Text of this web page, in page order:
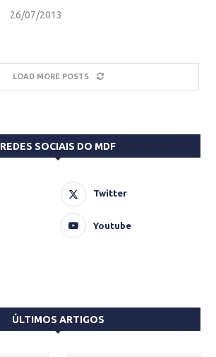
26/07/2013
LOAD MORE POSTS
REDES SOCIAIS DO MDF
Twitter
Youtube
ÚLTIMOS ARTIGOS